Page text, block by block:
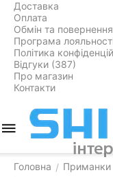
Доставка
Оплата
Обмін та повернення
Програма
Політика
Відгуки (387)
Про магазин
Контакти
Головна / Приманки